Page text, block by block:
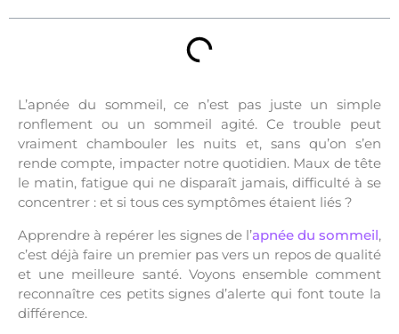
L’apnée du sommeil, ce n’est pas juste un simple
ronflement ou un sommeil agité. Ce trouble peut
vraiment chambouler les nuits et, sans qu’on s’en
rende compte, impacter notre quotidien. Maux de tête
le matin, fatigue qui ne disparaît jamais, difficulté à se
concentrer : et si tous ces symptômes étaient liés ?
Apprendre à repérer les signes de l’apnée du sommeil,
c’est déjà faire un premier pas vers un repos de qualité
et une meilleure santé. Voyons ensemble comment
reconnaître ces petits signes d’alerte qui font toute la
différence.